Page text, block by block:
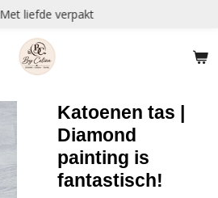
Met liefde verpakt
Katoenen tas |
Diamond
painting is
fantastisch!